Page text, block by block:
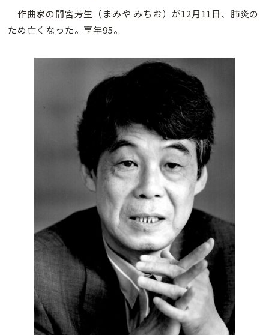
作曲家の間宮芳生（まみや みちお）が12月11日、肺炎の
ため亡くなった。享年95。